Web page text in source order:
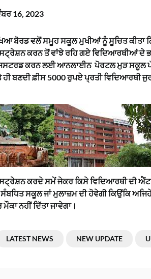
16, 2023
ਬੋਰਡ ਵਲੋਂ ਸਮੂਹ ਸਕੂਲ ਮੁਖੀਆਂ ਨੂੰ ਸੂਚਿਤ ਕੀਤਾ
ਕਰਨ ਤੋਂ ਵਾਂਝੇ ਰਹਿ ਗਏ ਵਿਦਿਆਰਥੀਆਂ ਦੇ
ਕਰਨ ਲਈ ਆਨਲਾਈਨ ਪੋਰਟਲ ਮੁੜ ਸਕੂਲ
ਹੀ ਬਣਦੀ ਫ਼ੀਸ 5000 ਰੁਪਏ ਪ੍ਰਤੀ ਵਿਦਿਆਰਥੀ
ਕਰਦੇ ਸਮੇਂ ਜੇਕਰ ਕਿਸੇ ਵਿਦਿਆਰਥੀ ਦੀ
ਸੰਬਧਿਤ ਸਕੂਲ ਜਾਂ ਮੁਲਾਜ਼ਮ ਦੀ ਹੋਵੇਗੀ ਕਿਉਂਕਿ
ਨਹੀਂ ਦਿੱਤਾ ਜਾਵੇਗਾ।
LATEST NEWS NEW UPDATE